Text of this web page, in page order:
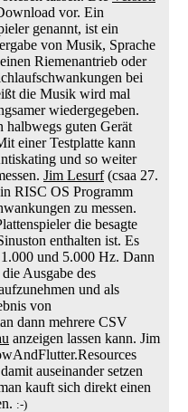
vor. Ein
genannt, ist ein
von Musik, Sprache
Riemenantrieb oder
bei
die Musik wird mal
wiedergegeben.
halbwegs guten Gerät
einer Testplatte kann
und so weiter
Jim Lesurf(csaa 27.
RISC OS Programm
zu messen.
die besagte
enthalten ist. Es
und 5.000 Hz. Dann
Ausgabe des
und als
von
dann mehrere CSV
anzeigen lassen kann. Jim
auseinander setzen
kauft sich direkt einen
:-)